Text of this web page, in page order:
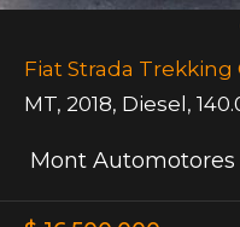
Fiat Strada Trekking
MT, 2018, Diesel,
Mont Automotores